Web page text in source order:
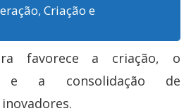
Criação e
favorece a criação, o
e a consolidação de